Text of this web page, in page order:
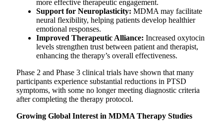
more effective therapeutic engagement.
Support for Neuroplasticity: MDMA may facilitate
neural flexibility, helping patients develop healthier
emotional responses.
Improved Therapeutic Alliance: Increased oxytocin
levels strengthen trust between patient and therapist,
enhancing the therapy’s overall effectiveness.
Phase 2 and Phase 3 clinical trials have shown that many
participants experience substantial reductions in PTSD
symptoms, with some no longer meeting diagnostic criteria
after completing the therapy protocol.
Growing Global Interest in MDMA Therapy Studies